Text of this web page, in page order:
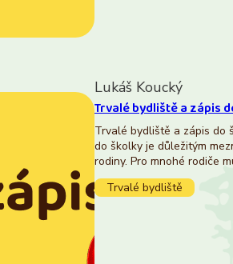
Lukáš Koucký
Trvalé bydliště a zápis
Trvalé bydliště a zápis do
do školky je důležitým
rodiny. Pro mnohé rodiče
Trvalé bydliště